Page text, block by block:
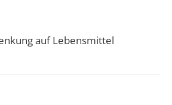
auf Lebensmittel